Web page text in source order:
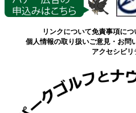
各種情報
リンクについて免責事項につ
個人情報の取り扱いご意見・お問
アクセシビリ